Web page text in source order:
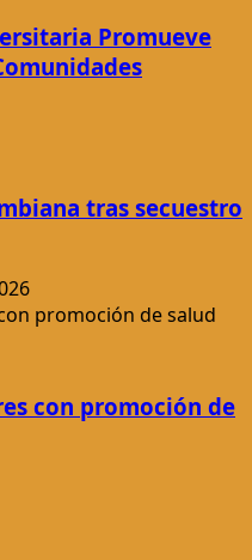
Promueve
tras secuestro
con promoción de